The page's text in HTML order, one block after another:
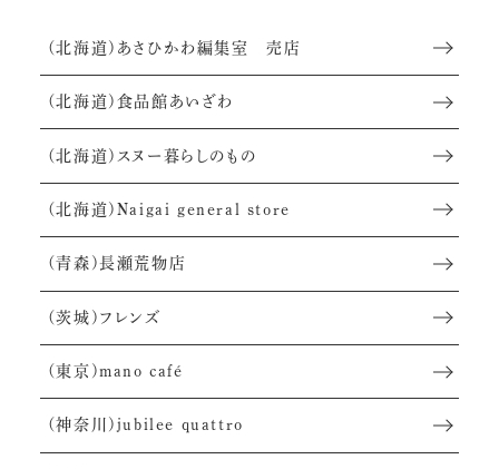
(北海道)あさひかわ編集室 売店
(北海道)食品館あいざわ
(北海道)スヌー暮らしのもの
(北海道)Naigai general store
(青森)長瀬荒物店
(茨城)フレンズ
(東京)mano café
(神奈川)jubilee quattro